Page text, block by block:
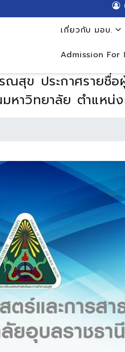
เกี่ยวกับ มอบ.
Admission
ณสุข ประกาศรายชื่
หาวิทยาลัย ตำแหน่